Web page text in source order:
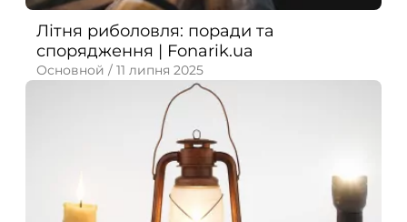
Літня риболовля: поради та
спорядження | Fonarik.ua
Основной / 11 липня 2025